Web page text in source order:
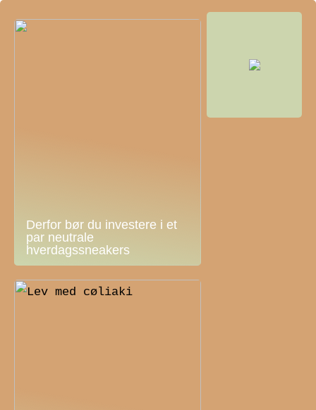
Derfor bør du investere i et
par neutrale
hverdagssneakers